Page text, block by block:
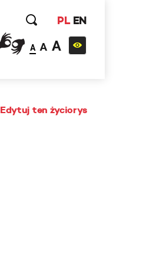
PL EN
A A A
Edytuj ten życiorys